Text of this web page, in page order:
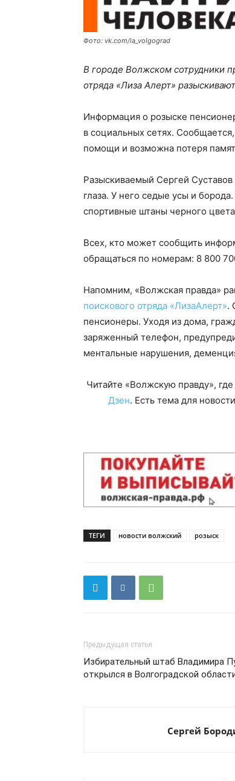
Фото: vk.com/la_volgograd
В городе Волжском сотрудники
отряда «Лиза Алерт»
Информация о розыске
в социальных сетях.
помощи и возможна потеря
Разыскиваемый Сергей
глаза. У него седые усы и
спортивные штаны черного
Всех, кто может сообщить
обращаться по номерам: 8 800
Напомним, «Волжская правда»
поискового отряда «ЛизаАлерт».
пенсионеры. Уходя из дома,
заряженный телефон,
ментальные нарушения,
Читайте «Волжскую правду»,
Дзен. Есть тема для
ТЕГИ новости волжский розыск
Предыдущая статья
Избирательный штаб Владимира
открылся в Волгоградской
Сергей